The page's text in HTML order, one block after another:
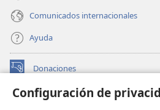
Configuración de
Comunicados internacionales
Ayuda
Donaciones
(abre
nueva BIBLIOTECA EN LÍNEA Watchtower™